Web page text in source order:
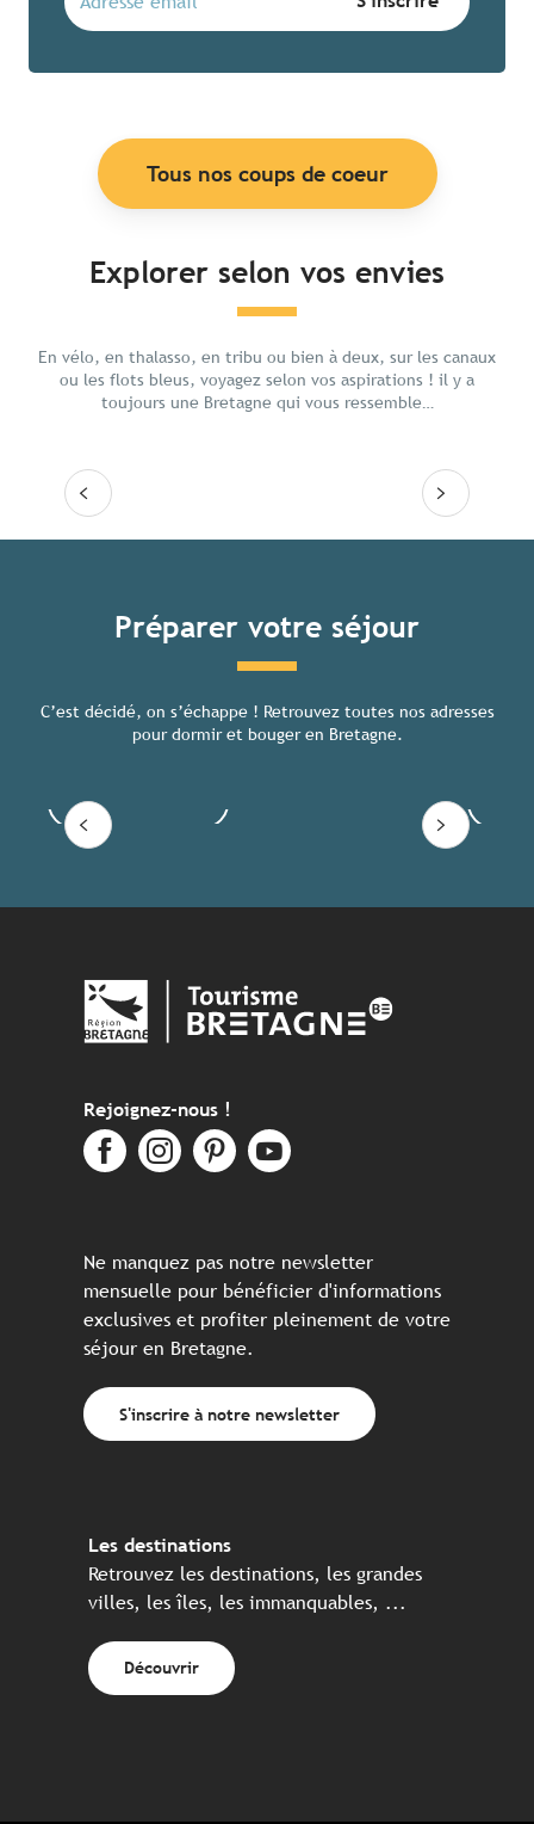
Tous nos coups de coeur
Explorer selon vos envies
En vélo, en thalasso, en tribu ou bien à deux, sur les canaux
ou les flots bleus, voyagez selon vos aspirations ! il y a
toujours une Bretagne qui vous ressemble…
En famille
Lire la suite
Préparer votre séjour
C’est décidé, on s’échappe ! Retrouvez toutes nos adresses
pour dormir et bouger en Bretagne.
Tous les hébergements
Voir les offres
Rejoignez-nous !
Ne manquez pas notre newsletter
mensuelle pour bénéficier d'informations
exclusives et profiter pleinement de votre
séjour en Bretagne.
S'inscrire à notre newsletter
Les destinations
Retrouvez les destinations, les grandes
villes, les îles, les immanquables, ...
Découvrir